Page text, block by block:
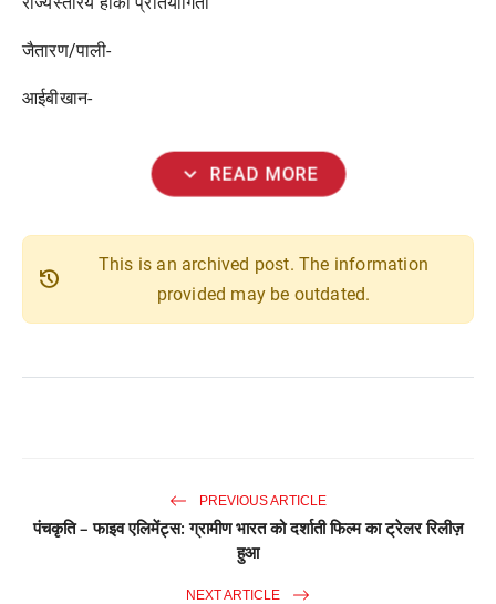
जैतारण/पाली-
आईबीखान-
expand_more READ MORE
history
This is an archived post. The information
provided may be outdated.
PREVIOUS ARTICLE
पंचकृति – फाइव एलिमेंट्स: ग्रामीण भारत को दर्शाती फिल्म का ट्रेलर रिलीज़
हुआ
NEXT ARTICLE